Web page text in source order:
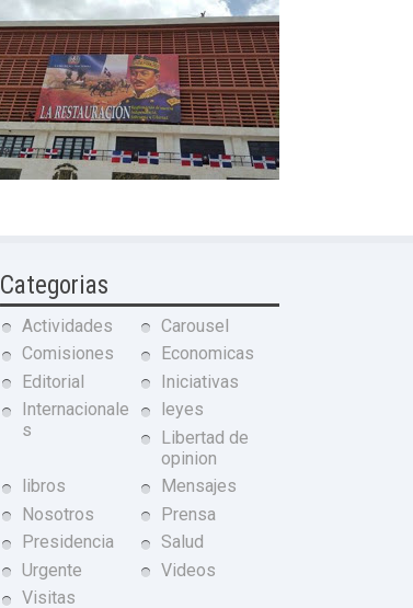
Categorias
Actividades
Carousel
Comisiones
Economicas
Editorial
Iniciativas
Internacionale
s
leyes
Libertad de
opinion
libros
Mensajes
Nosotros
Prensa
Presidencia
Salud
Urgente
Videos
Visitas